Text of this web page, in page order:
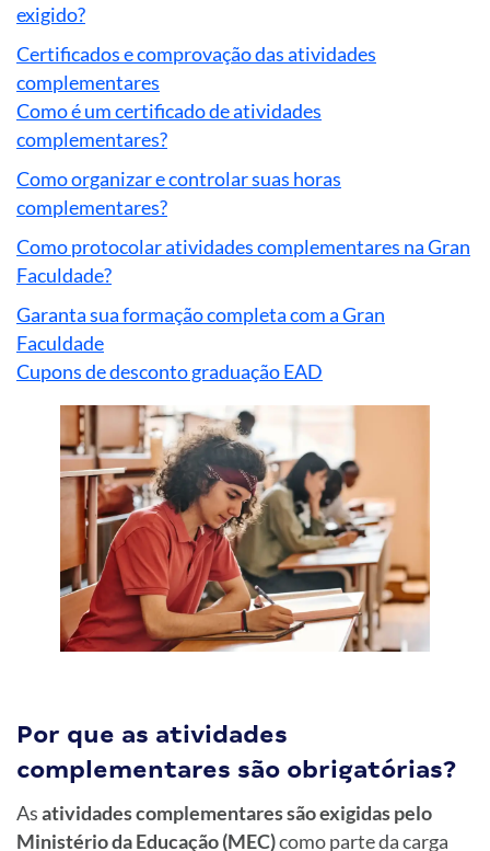
exigido?
Certificados e comprovação das atividades
complementares
Como é um certificado de atividades
complementares?
Como organizar e controlar suas horas
complementares?
Como protocolar atividades complementares na Gran
Faculdade?
Garanta sua formação completa com a Gran
Faculdade
Cupons de desconto graduação EAD
Por que as atividades
complementares são obrigatórias?
Asatividades complementares são exigidas pelo
Ministério da Educação (MEC)como parte da carga